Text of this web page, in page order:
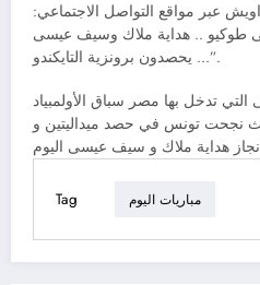
عبر مواقع التواصل الاجتماعي:
طوكيو .. هداية ملاك وسيف عيسى
… يحصدون برونزية التايكندو”.
التي تدخل بها مصر سباق الأولمبياد
نجحت تونس في حصد ميداليتين و
Tag مباريات اليوم